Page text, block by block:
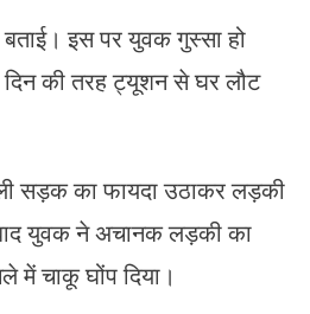
इस पर युवक गुस्सा हो
की तरह ट्यूशन से घर लौट
सड़क का फायदा उठाकर लड़की
युवक ने अचानक लड़की का
में चाकू घोंप दिया।